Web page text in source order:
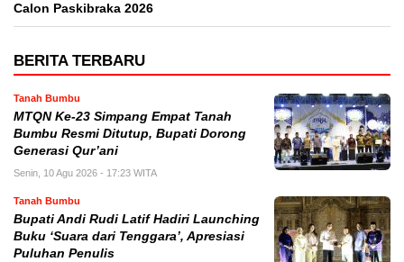
Calon Paskibraka 2026
BERITA TERBARU
Tanah Bumbu
MTQN Ke-23 Simpang Empat Tanah
Bumbu Resmi Ditutup, Bupati Dorong
Generasi Qur’ani
Senin, 10 Agu 2026 - 17:23 WITA
Tanah Bumbu
Bupati Andi Rudi Latif Hadiri Launching
Buku ‘Suara dari Tenggara’, Apresiasi
Puluhan Penulis